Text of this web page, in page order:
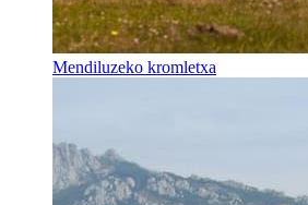
Mendiluzeko kromletxa